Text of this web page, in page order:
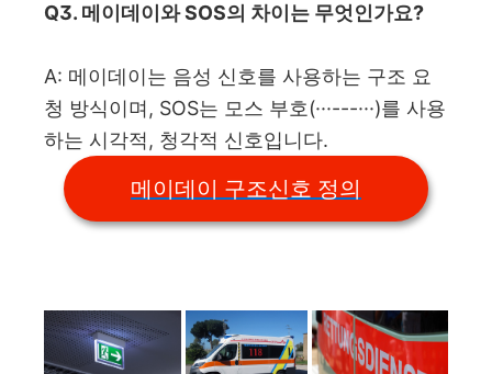
Q3. 메이데이와 SOS의 차이는 무엇인가요?
A: 메이데이는 음성 신호를 사용하는 구조 요
청 방식이며, SOS는 모스 부호(···---···)를 사용
하는 시각적, 청각적 신호입니다.
메이데이 구조신호 정의